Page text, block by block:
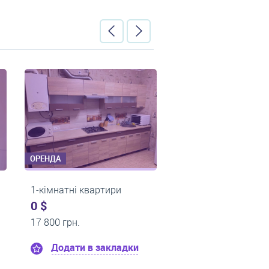
ОРЕНДА
1-кімнатні квартири
11 000 грн.
Додати в закладки